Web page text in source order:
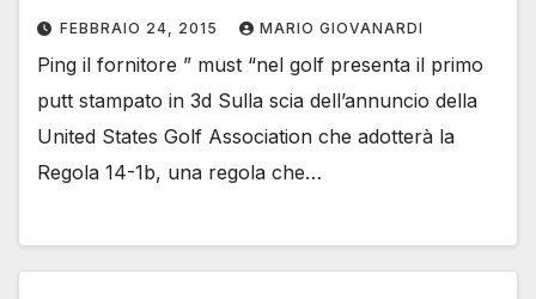
FEBBRAIO 24, 2015 MARIO GIOVANARDI
Ping il fornitore ” must “nel golf presenta il primo
putt stampato in 3d Sulla scia dell’annuncio della
United States Golf Association che adotterà la
Regola 14-1b, una regola che…